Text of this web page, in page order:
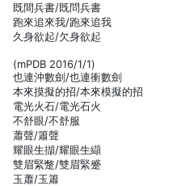
既間兵書/既問兵書
跑來追來我/跑來追我
久身欲起/欠身欲起
(mPDB 2016/1/1)
也連沖數劍/也連衝數劍
本來摸擬的招/本來模擬的招
電光火石/電光石火
不舒眼/不舒服
蕭聲/簫聲
耀眼生擷/耀眼生纈
雙眉緊蹩/雙眉緊蹙
玉蕭/玉簫